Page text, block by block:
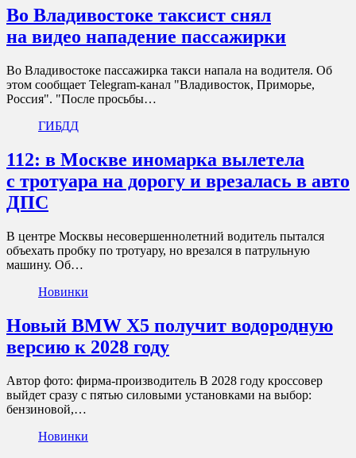
Во Владивостоке таксист снял
на видео нападение пассажирки
Во Владивостоке пассажирка такси напала на водителя. Об
этом сообщает Telegram-канал "Владивосток, Приморье,
Россия". "После просьбы…
ГИБДД
112: в Москве иномарка вылетела
с тротуара на дорогу и врезалась в авто
ДПС
В центре Москвы несовершеннолетний водитель пытался
объехать пробку по тротуару, но врезался в патрульную
машину. Об…
Новинки
Новый BMW X5 получит водородную
версию к 2028 году
Автор фото: фирма-производитель В 2028 году кроссовер
выйдет сразу с пятью силовыми установками на выбор:
бензиновой,…
Новинки